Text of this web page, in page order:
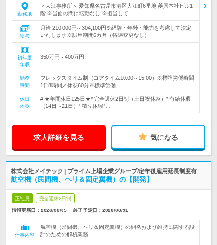
勤務地
＜大江事務所＞ 愛知県名古屋市港区大江町6番地 菱興本社ビル1
階 ※当面の間は転勤なし ※担当して…
給与
月給 210,000円～304,100円※経験・年齢・能力を考慮して決定
いたします※試用期間6カ月（待遇変更なし）
初年度
年収
350万円～400万円
勤務
時間
フレックスタイム制（コアタイム10:00～15:00）※標準労働時間
1日8時間／休憩60分※標準労働…
休日
休暇
# ★年間休日125日★* 完全週休2日制（土日祝休み）* 有給休暇
（14日～21日）* 積立休暇*…
求人詳細を見る 気になる
株式会社メイテック | プライム上場企業グループ/定年後雇用延長制度有
航空機（民間機、ヘリ＆固定翼機）の【開発】
正社員 完全週休2日制
情報更新日：2026/08/05 終了予定日： 2026/08/31
仕事内容
航空機（民間機、ヘリ＆固定翼機）の開発および維持に関する設
計のための解析業務